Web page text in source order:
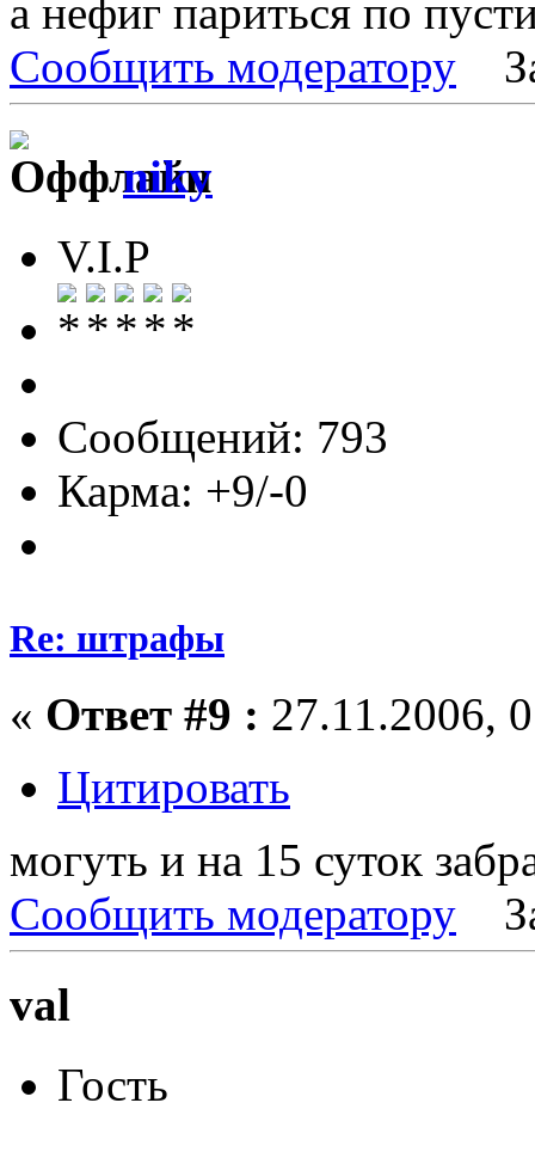
а нефиг париться по
Сообщить модератору
niky
V.I.P
Сообщений: 793
Карма: +9/-0
Re: штрафы
« Ответ #9 : 27.11.2006,
Цитировать
могуть и на 15 суток
Сообщить модератору
val
Гость